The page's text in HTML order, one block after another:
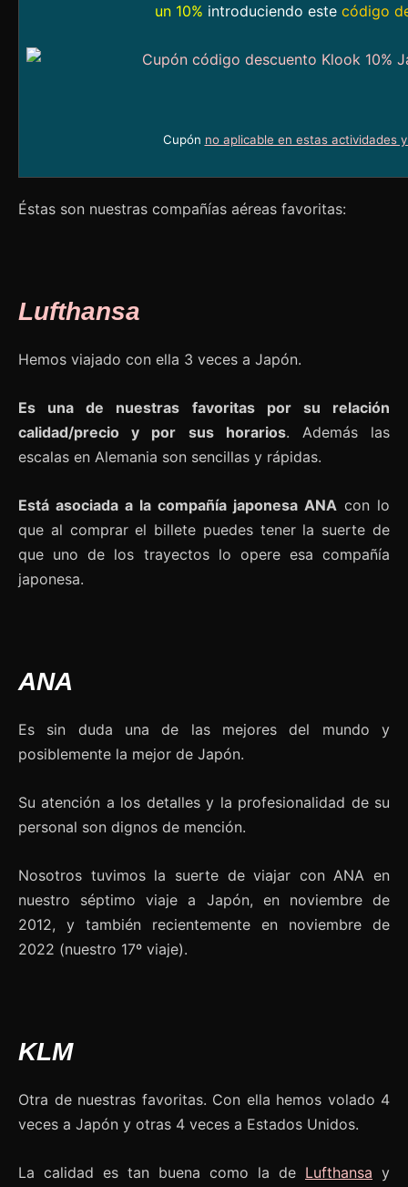
un 10% introduciendo este código
Cupón no aplicable en estas actividades
Éstas son nuestras compañías aéreas favoritas:
Lufthansa
Hemos viajado con ella 3 veces a Japón.
Es una de nuestras favoritas por su relación
calidad/precio y por sus horarios. Además las
escalas en Alemania son sencillas y rápidas.
Está asociada a la compañía japonesa ANA con lo
que al comprar el billete puedes tener la suerte de
que uno de los trayectos lo opere esa compañía
japonesa.
ANA
Es sin duda una de las mejores del mundo y
posiblemente la mejor de Japón.
Su atención a los detalles y la profesionalidad de su
personal son dignos de mención.
Nosotros tuvimos la suerte de viajar con ANA en
nuestro séptimo viaje a Japón, en noviembre de
2012, y también recientemente en noviembre de
2022 (nuestro 17º viaje).
KLM
Otra de nuestras favoritas. Con ella hemos volado 4
veces a Japón y otras 4 veces a Estados Unidos.
La calidad es tan buena como la de Lufthansa y